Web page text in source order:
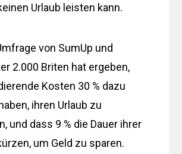
Urlaub leisten kann.
von SumUp und
2.000 Briten hat ergeben,
Kosten 30 % dazu
ihren Urlaub zu
und dass 9 % die Dauer ihrer
um Geld zu sparen.